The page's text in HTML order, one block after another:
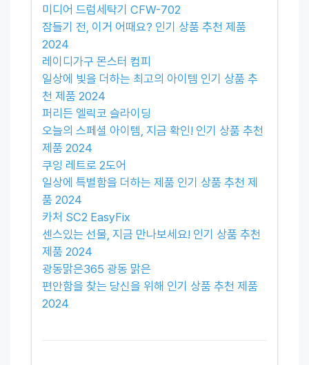
미디어 드럼세탁기 CFW-702
잠들기 전, 이거 어때요? 인기 상품 추천 제품
2024
레이디가구 몬스터 컴피
일상에 빛을 더하는 최고의 아이템 인기 상품 추
천 제품 2024
퍼리든 엘릭코 슬라이딩
오늘의 스페셜 아이템, 지금 확인! 인기 상품 추천
제품 2024
쿠잉 레트로 2도어
일상에 특별함을 더하는 제품 인기 상품 추천 제
품 2024
카처 SC2 EasyFix
센스있는 선물, 지금 만나보세요! 인기 상품 추천
제품 2024
광동맑은365 광동 맑은
편안함을 찾는 당신을 위해 인기 상품 추천 제품
2024